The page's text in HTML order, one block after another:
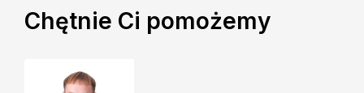
Chętnie Ci pomożemy